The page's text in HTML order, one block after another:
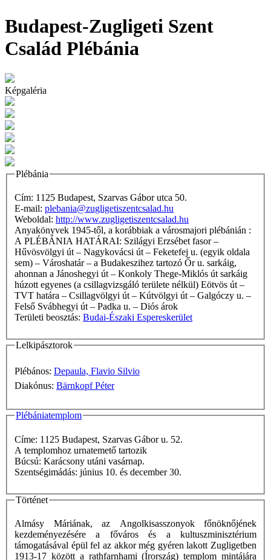
Budapest-Zugligeti Szent
Család Plébánia
Képgaléria
Plébánia
Cím: 1125 Budapest, Szarvas Gábor utca 50.
E-mail: plebania@zugligetiszentcsalad.hu
Weboldal: http://www.zugligetiszentcsalad.hu
Anyakönyvek 1945-től, a korábbiak a városmajori plébánián :
A PLÉBÁNIA HATÁRAI: Szilágyi Erzsébet fasor –
Hűvösvölgyi út – Nagykovácsi út – Feketefej u. (egyik oldala
sem) – Városhatár – a Budakeszihez tartozó Őr u. sarkáig,
ahonnan a Jánoshegyi út – Konkoly Thege-Miklós út sarkáig
húzott egyenes (a csillagvizsgáló területe nélkül) Eötvös út –
TVT határa – Csillagvölgyi út – Kútvölgyi út – Galgóczy u. –
Felső Svábhegyi út – Padka u. – Diós árok
Területi beosztás: Budai-Északi Espereskerület
Lelkipásztorok
Plébános: Depaula, Flavio Silvio
Diakónus: Bärnkopf Péter
Plébániatemplom
Címe: 1125 Budapest, Szarvas Gábor u. 52.
A templomhoz urnatemető tartozik
Búcsú: Karácsony utáni vasárnap.
Szentségimádás: június 10. és december 30.
Történet
Almásy Máriának, az Angolkisasszonyok főnöknőjének
kezdeményezésére a főváros és a kultuszminisztérium
támogatásával épül fel az akkor még gyéren lakott Zugligetben
1913-17 között a rathfarnhami (Írország) templom mintájára